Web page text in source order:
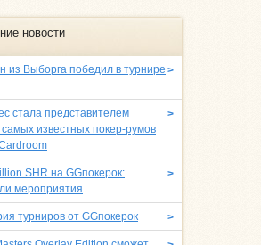
новости
>
из Выборга победил в турнире
>
стала представителем
самых известных покер-румов
>
SHR на GGпокерок:
мероприятия
>
турниров от GGпокерок